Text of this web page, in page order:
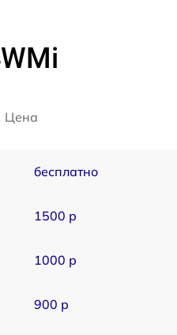
Цена
бесплатно
1500 р
1000 р
900 р